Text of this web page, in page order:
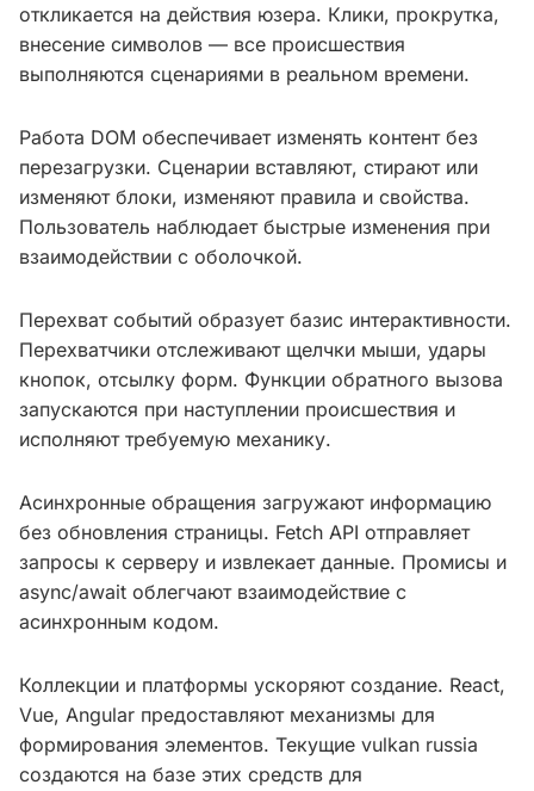
откликается на действия юзера. Клики, прокрутка,
внесение символов — все происшествия
выполняются сценариями в реальном времени.
Работа DOM обеспечивает изменять контент без
перезагрузки. Сценарии вставляют, стирают или
изменяют блоки, изменяют правила и свойства.
Пользователь наблюдает быстрые изменения при
взаимодействии с оболочкой.
Перехват событий образует базис интерактивности.
Перехватчики отслеживают щелчки мыши, удары
кнопок, отсылку форм. Функции обратного вызова
запускаются при наступлении происшествия и
исполняют требуемую механику.
Асинхронные обращения загружают информацию
без обновления страницы. Fetch API отправляет
запросы к серверу и извлекает данные. Промисы и
async/await облегчают взаимодействие с
асинхронным кодом.
Коллекции и платформы ускоряют создание. React,
Vue, Angular предоставляют механизмы для
формирования элементов. Текущие vulkan russia
создаются на базе этих средств для